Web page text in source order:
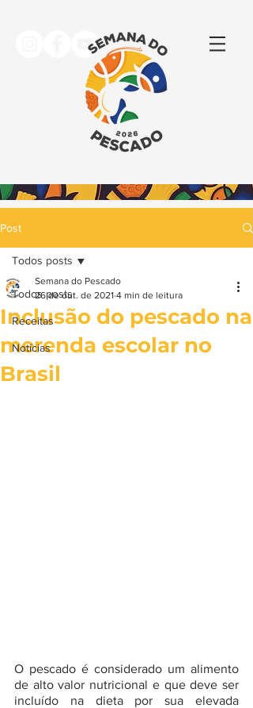
Post
Todos posts
Receitas
Notícias
Todos posts
Inclusão do pescado na
merenda escolar no
Brasil
Semana do Pescado
26 de out. de 2021 4 min de leitura
O pescado é considerado um alimento
de alto valor nutricional e que deve ser
incluído na dieta por sua elevada